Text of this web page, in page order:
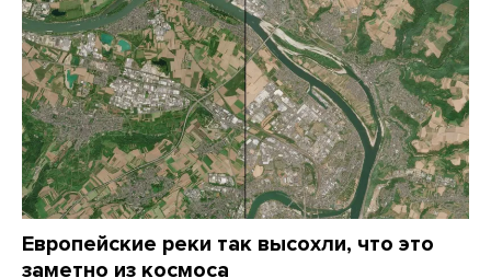
Европейские реки так высохли, что это
заметно из космоса